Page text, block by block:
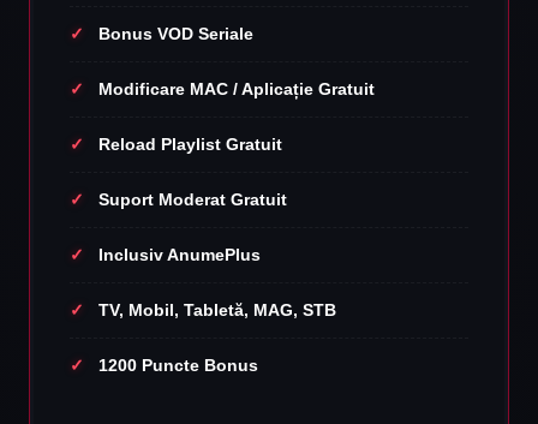
Bonus VOD Seriale
Modificare MAC / Aplicație Gratuit
Reload Playlist Gratuit
Suport Moderat Gratuit
Inclusiv AnumePlus
TV, Mobil, Tabletă, MAG, STB
1200 Puncte Bonus